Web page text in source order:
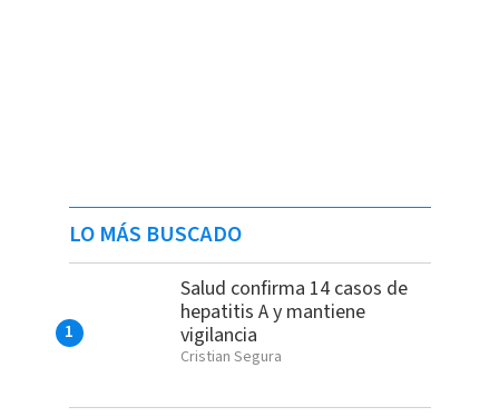
LO MÁS BUSCADO
Salud confirma 14 casos de
hepatitis A y mantiene
vigilancia
Cristian Segura